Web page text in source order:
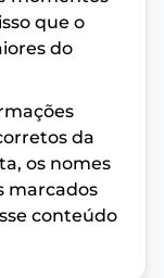
que o
do
da
os nomes
marcados
conteúdo